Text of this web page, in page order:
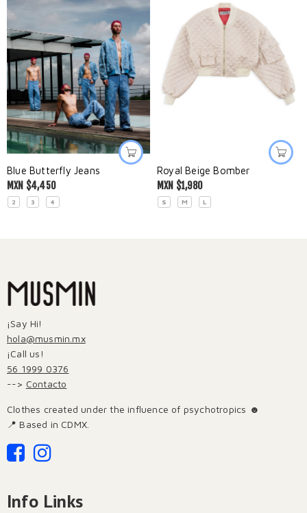
Blue Butterfly Jeans
MXN $4,450
2 3 4
Royal Beige Bomber
MXN $1,980
S M L
¡Say Hi!
hola@musmin.mx
¡Call us!
56 1999 0376
--> Contacto
Clothes created under the influence of psychotropics ☻
📍 Based in CDMX.
Info Links